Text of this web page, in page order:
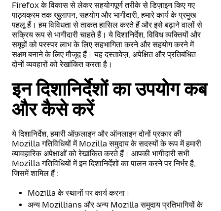
Firefox के विकास से लेकर सहयोगपूर्ण तरीके से डिज़ाइन किए गए
पाठ्यक्रम तक खुलापन, सहयोग और भागीदारी, हमारे कार्य के प्रमुख
पहलू हैं। हम विविधता से ताकत हासिल करते हैं और इसे बढ़ाने वालों से
सक्रिय रूप से भागीदारी चाहते हैं। ये दिशानिर्देश, विविध व्यक्तियों और
समूहों को परस्पर लाभ के लिए सहभागिता करने और सहयोग करने में
सक्षम बनाने के लिए मौजूद हैं। यह दस्तावेज़, अपेक्षित और प्रतिबंधित
दोनों व्यवहारों को रेखांकित करता है।
इन दिशानिर्देशों का उपयोग कब
और कैसे करें
ये दिशानिर्देश, हमारी ऑफ़लाइन और ऑनलाइन दोनों प्रकार की
Mozilla गतिविधियों में Mozilla समुदाय के सदस्यों के रूप में हमारी
व्यावहारिक अपेक्षाओं को रेखांकित करते हैं। आपकी भागीदारी सभी
Mozilla गतिविधियों में इन दिशानिर्देशों का पालन करने पर निर्भर है,
जिसमें शामिल हैं :
Mozilla के स्थानों पर कार्य करना।
अन्य Mozillians और अन्य Mozilla समुदाय प्रतिभागियों के